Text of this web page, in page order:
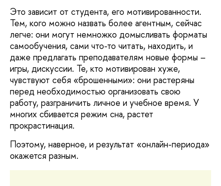
Это зависит от студента, его мотивированности.
Тем, кого можно назвать более агентным, сейчас
легче: они могут немножко домысливать форматы
самообучения, сами что-то читать, находить, и
даже предлагать преподавателям новые формы –
игры, дискуссии. Те, кто мотивирован хуже,
чувствуют себя «брошенными»: они растеряны
перед необходимостью организовать свою
работу, разграничить личное и учебное время. У
многих сбивается режим сна, растет
прокрастинация.
Поэтому, наверное, и результат «онлайн-периода»
окажется разным.